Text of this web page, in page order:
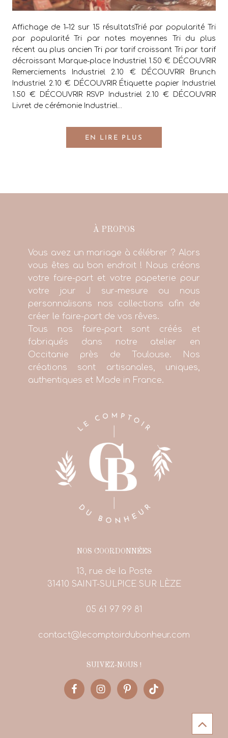
Affichage de 1–12 sur 15 résultatsTrié par popularité Tri
par popularité Tri par notes moyennes Tri du plus
récent au plus ancien Tri par tarif croissant Tri par tarif
décroissant Marque-place Industriel 1.50 € DÉCOUVRIR
Remerciements Industriel 2.10 € DÉCOUVRIR Brunch
Industriel 2.10 € DÉCOUVRIR Étiquette papier Industriel
1.50 € DÉCOUVRIR RSVP Industriel 2.10 € DÉCOUVRIR
Livret de cérémonie Industriel...
EN LIRE PLUS
À PROPOS
Vous avez un mariage à célébrer ? Alors
vous êtes au bon endroit ! Nous créons
votre faire-part et votre papeterie pour
votre jour J sur-mesure ou nous
personnalisons nos collections afin de
créer le faire-part de vos rêves.
Tous nos faire-part sont créés et
fabriqués dans notre atelier en
Occitanie près de Toulouse. Nos
créations sont artisanales, uniques,
authentiques et Made in France.
NOS COORDONNÉES
13, rue de la Poste
31410 SAINT-SULPICE SUR LÈZE
05 61 97 99 81
contact@lecomptoirdubonheur.com
SUIVEZ-NOUS !